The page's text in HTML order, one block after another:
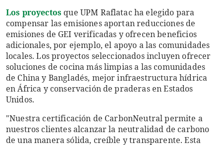
Los proyectosque UPM Raflatac ha elegido para
compensar las emisiones aportan reducciones de
emisiones de GEI verificadas y ofrecen beneficios
adicionales, por ejemplo, el apoyo a las comunidades
locales. Los proyectos seleccionados incluyen ofrecer
soluciones de cocina más limpias a las comunidades
de China y Bangladés, mejor infraestructura hídrica
en África y conservación de praderas en Estados
Unidos.
"Nuestra certificación de CarbonNeutral permite a
nuestros clientes alcanzar la neutralidad de carbono
de una manera sólida, creíble y transparente. Esta